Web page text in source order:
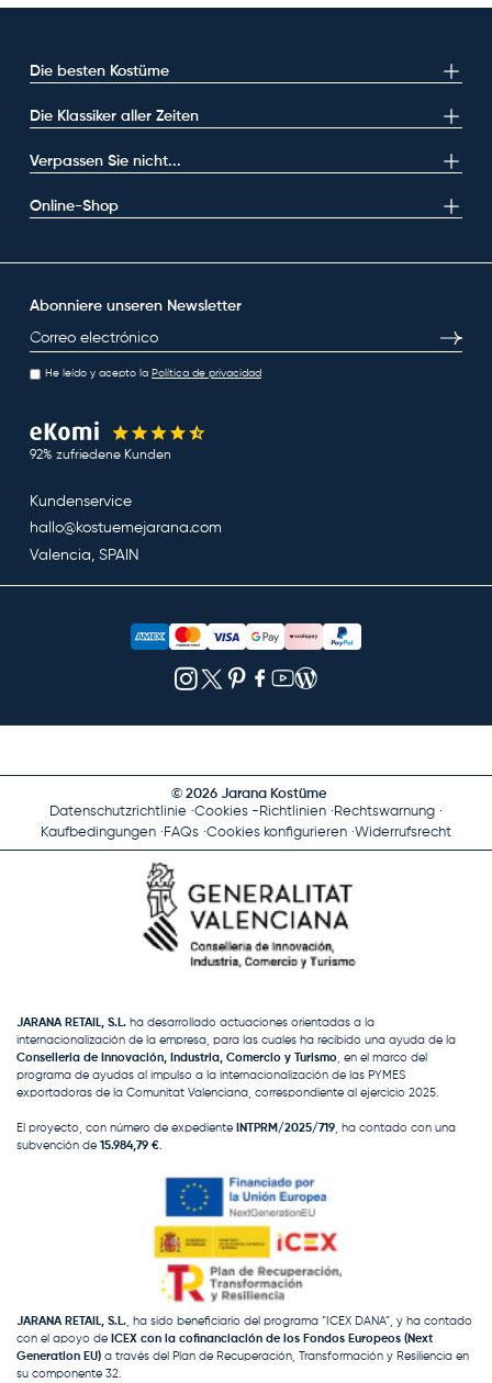
Die besten Kostüme
Die Klassiker aller Zeiten
Verpassen Sie nicht...
Online-Shop
Abonniere unseren Newsletter
E-Mail
He leído y acepto la Política de privacidad
92% zufriedene Kunden
Kundenservice
hallo@kostuemejarana.com
Valencia, SPAIN
© 2026 Jarana Kostüme
Datenschutzrichtlinie Cookies -Richtlinien
Rechtswarnung
Kaufbedingungen
FAQs Cookies konfigurieren Widerrufsrecht
JARANA RETAIL, S.L. ha desarrollado actuaciones orientadas a la
internacionalización de la empresa, para las cuales ha recibido una ayuda de la
Conselleria de Innovación, Industria, Comercio y Turismo , en el marco del
programa de ayudas al impulso a la internacionalización de las PYMES
exportadoras de la Comunitat Valenciana, correspondiente al ejercicio 2025.
El proyecto, con número de expediente INTPRM/2025/719 , ha contado con una
subvención de 15.984,79 €
JARANA RETAIL, S.L. , ha sido beneficiario del programa “ICEX DANA”, y ha contado
con el apoyo de ICEX con la cofinanciación de los Fondos Europeos (Next
Generation EU) a través del Plan de Recuperación, Transformación y Resiliencia en
su componente 32.